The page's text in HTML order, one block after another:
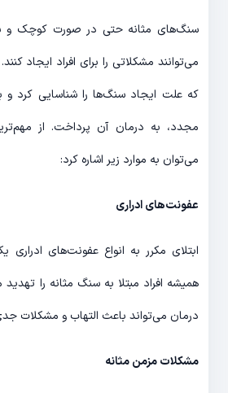
سنگ‌های مثانه حتی در صورت کوچک و
می‌توانند مشکلاتی را برای افراد ایجاد
که علت ایجاد سنگ‌ها را شناسایی کرد و
مجدد، به درمان آن پرداخت. از
می‌توان به موارد زیر اشاره کرد:
عفونت‌های ادراری
ابتلای مکرر به انواع عفونت‌های
همیشه افراد مبتلا به سنگ مثانه را
درمان می‌تواند باعث التهاب و مشکلات
مشکلات مزمن مثانه